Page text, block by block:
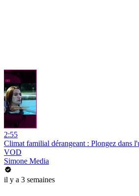
2:55
Climat familial dérangeant : Plongez dans
VOD
Simone Media
il y a 3 semaines